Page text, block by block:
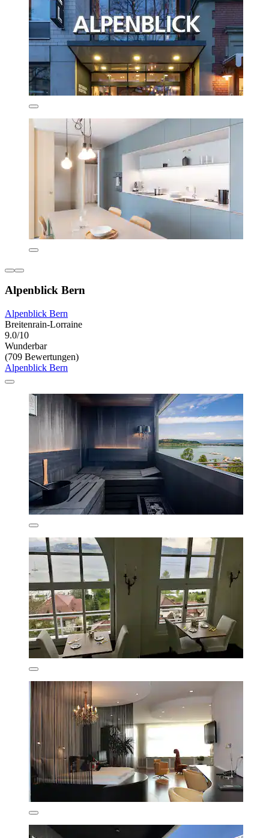
Alpenblick Bern
Alpenblick Bern
Breitenrain-Lorraine
9.0/10
Wunderbar
(709 Bewertungen)
Alpenblick Bern